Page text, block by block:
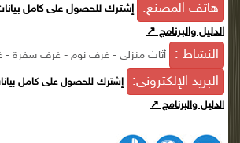
هاتف المصنع: إشترك للحصول على كامل
الدليل والبرنامج ↗
النشاط : أثاث منزلى - غرف نوم - غرف سفرة -
البريد الإلكترونى: إشترك للحصول على كامل
الدليل والبرنامج ↗